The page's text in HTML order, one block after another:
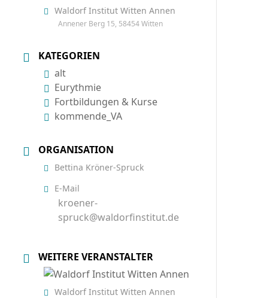
Waldorf Institut Witten Annen
Annener Berg 15, 58454 Witten
KATEGORIEN
alt
Eurythmie
Fortbildungen & Kurse
kommende_VA
ORGANISATION
Bettina Kröner-Spruck
E-Mail
kroener-
spruck@waldorfinstitut.de
WEITERE VERANSTALTER
Waldorf Institut Witten Annen